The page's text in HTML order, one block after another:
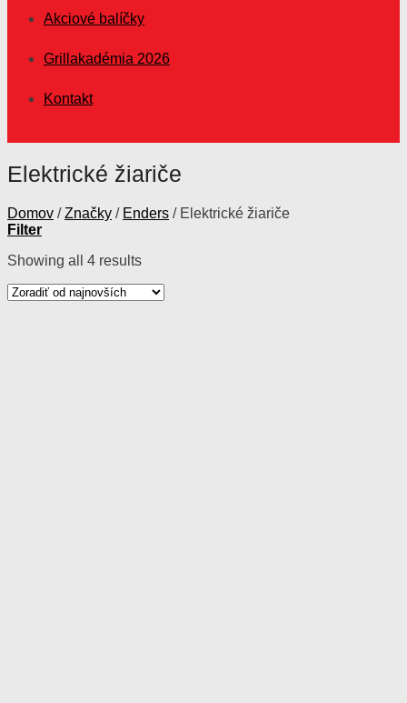
Akciové balíčky
Grillakadémia 2026
Kontakt
Elektrické žiariče
Domov / Značky / Enders /Elektrické žiariče
Filter
Showing all 4 results